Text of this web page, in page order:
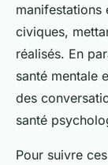
manifestations
civiques,
réalisés. En
santé mentale
des
santé
Pour suivre ces